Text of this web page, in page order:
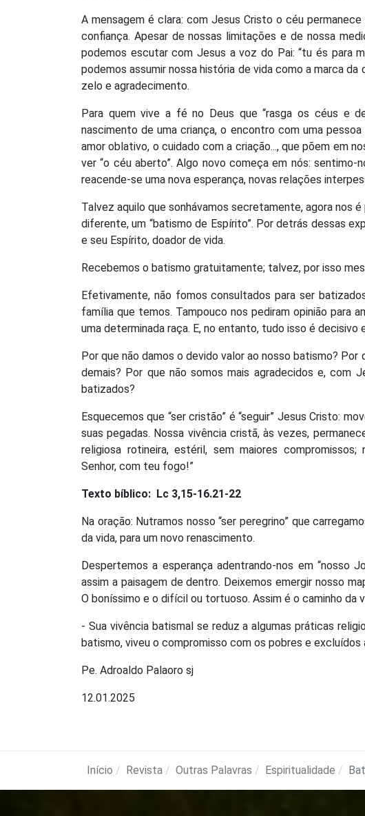
A mensagem é clara: com Jesus Cristo o céu
confiança. Apesar de nossas limitações e de nossa
podemos escutar com Jesus a voz do Pai: “tu és para
podemos assumir nossa história de vida como a marca
zelo e agradecimento.
Para quem vive a fé no Deus que “rasga os céus e
nascimento de uma criança, o encontro com uma
amor oblativo, o cuidado com a criação..., que põem em
ver “o céu aberto”. Algo novo começa em nós:
reacende-se uma nova esperança, novas relações
Talvez aquilo que sonhávamos secretamente, agora nos
diferente, um “batismo de Espírito”. Por detrás dessas
e seu Espírito, doador de vida.
Recebemos o batismo gratuitamente; talvez, por isso
Efetivamente, não fomos consultados para ser
família que temos. Tampouco nos pediram opinião para
uma determinada raça. E, no entanto, tudo isso é
Por que não damos o devido valor ao nosso batismo?
demais? Por que não somos mais agradecidos e, com
batizados?
Esquecemos que “ser cristão” é “seguir” Jesus Cristo:
suas pegadas. Nossa vivência cristã, às vezes,
religiosa rotineira, estéril, sem maiores
Senhor, com teu fogo!”
Texto bíblico: Lc 3,15-16.21-22
Na oração: Nutramos nosso “ser peregrino” que
da vida, para um novo renascimento.
Despertemos a esperança adentrando-nos em “nosso
assim a paisagem de dentro. Deixemos emergir nosso
O boníssimo e o difícil ou tortuoso. Assim é o caminho da
- Sua vivência batismal se reduz a algumas práticas
batismo, viveu o compromisso com os pobres e excluídos
Pe. Adroaldo Palaoro sj
12.01.2025
Início Revista Outras Palavras Espiritualidade